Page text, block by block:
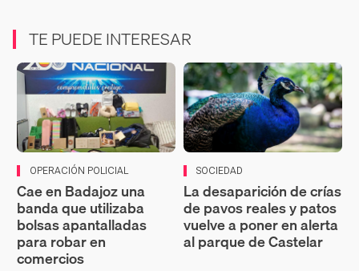
TE PUEDE INTERESAR
OPERACIÓN POLICIAL
Cae en Badajoz una
banda que utilizaba
bolsas apantalladas
para robar en
comercios
SOCIEDAD
La desaparición de crías
de pavos reales y patos
vuelve a poner en alerta
al parque de Castelar